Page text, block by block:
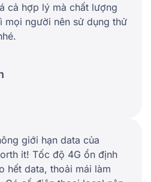
cả hợp lý mà chất lượng
mọi người nên sử dụng thử
giới hạn data của
it! Tốc độ 4G ổn định
hết data, thoải mái làm